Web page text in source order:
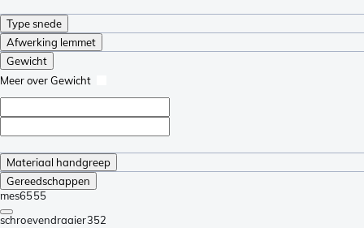
Type snede
Afwerking lemmet
Gewicht
Meer over Gewicht
Materiaal handgreep
Gereedschappen
mes6555
schroevendraaier352